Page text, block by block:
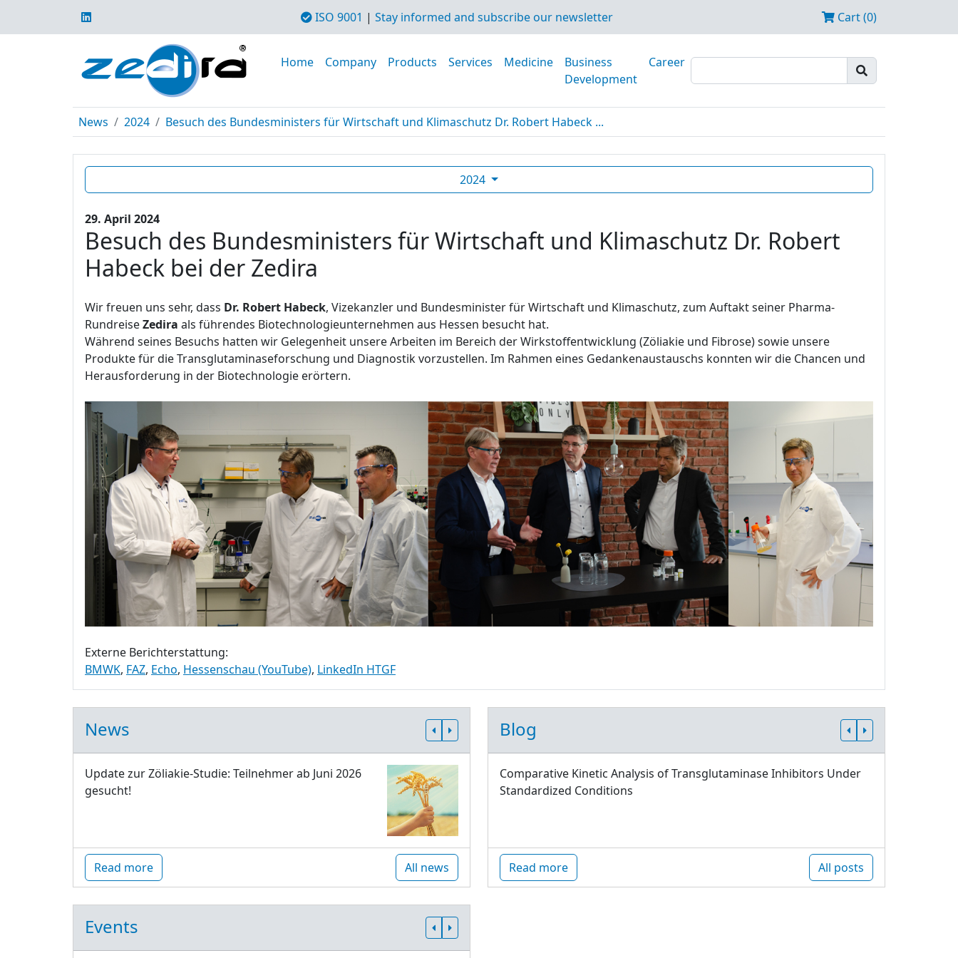
ISO 9001 | Stay informed and subscribe our newsletter Cart (0)
Home Company Products Services Medicine
Business
Development
Career
News 2024 Besuch des Bundesministers für Wirtschaft und Klimaschutz Dr. Robert Habeck ...
2024
29. April 2024
Besuch des Bundesministers für Wirtschaft und Klimaschutz Dr. Robert
Habeck bei der Zedira
Wir freuen uns sehr, dass Dr. Robert Habeck, Vizekanzler und Bundesminister für Wirtschaft und Klimaschutz, zum Auftakt seiner Pharma-
RundreiseZedira als führendes Biotechnologieunternehmen aus Hessen besucht hat.
Während seines Besuchs hatten wir Gelegenheit unsere Arbeiten im Bereich der Wirkstoffentwicklung (Zöliakie und Fibrose) sowie unsere
Produkte für die Transglutaminaseforschung und Diagnostik vorzustellen. Im Rahmen eines Gedankenaustauschs konnten wir die Chancen und
Herausforderung in der Biotechnologie erörtern.
Externe Berichterstattung:
BMWK, FAZ, Echo, Hessenschau (YouTube), LinkedIn HTGF
News
Update zur Zöliakie-Studie: Teilnehmer ab Juni 2026
gesucht!
Read more All news
Blog
Comparative Kinetic Analysis of Transglutaminase Inhibitors Under
Standardized Conditions
Read more All posts
Events